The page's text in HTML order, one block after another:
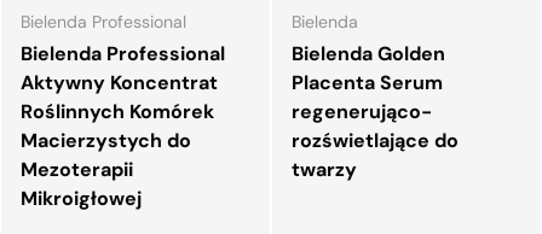
Bielenda Professional
Bielenda Professional
Aktywny Koncentrat
Roślinnych Komórek
Macierzystych do
Mezoterapii
Mikroigłowej
Bielenda
Bielenda Golden
Placenta Serum
regenerująco-
rozświetlające do
twarzy